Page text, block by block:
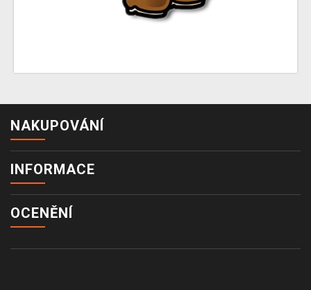
NAKUPOVÁNÍ
INFORMACE
OCENĚNÍ